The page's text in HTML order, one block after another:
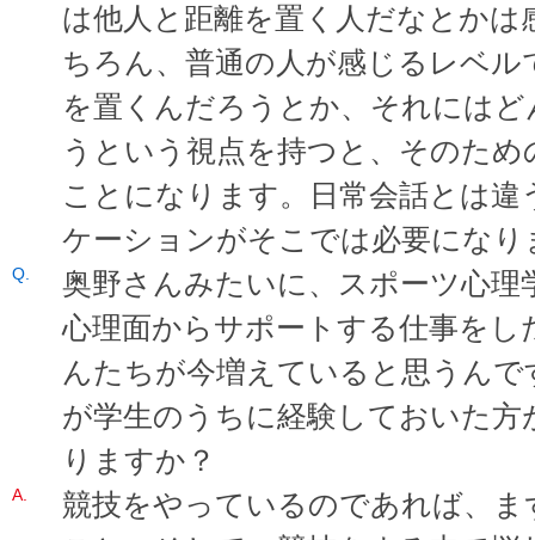
は他人と距離を置く人だなとか
ちろん、普通の人が感じるレベ
を置くんだろうとか、それには
うという視点を持つと、そのた
ことになります。日常会話とは
ケーションがそこでは必要になり
奥野さんみたいに、スポーツ心
心理面からサポートする仕事を
んたちが今増えていると思うん
が学生のうちに経験しておいた
りますか？
競技をやっているのであれば、